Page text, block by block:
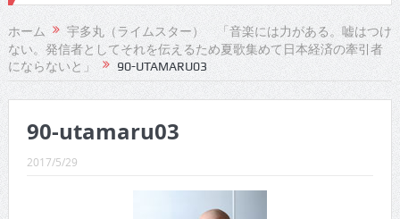
CINEMA×STYLE 292号
CINEMA×STYLE 291号
CINEMA×STYLE 290号
CINEMA×STYLE 289号
CINEMA×STYLE 288号
CINEMA×STYLE 287号
ホーム
宇多丸（ライムスター） 「音楽には力がある。嘘はつけ
ない。発信者としてそれを伝えるため夏歌集めて日本経済の牽引者
にならないと」
90-UTAMARU03
90-utamaru03
2017/5/29